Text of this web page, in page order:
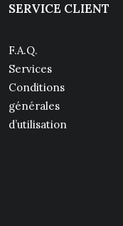
SERVICE CLIENT
F.A.Q.
Services
Conditions
générales
d’utilisation